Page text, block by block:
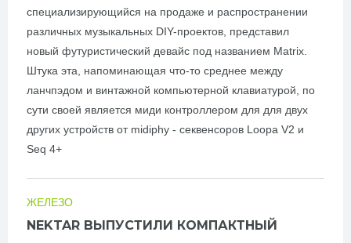
специализирующийся на продаже и распространении
различных музыкальных DIY-проектов, представил
новый футуристический девайс под названием Matrix.
Штука эта, напоминающая что-то среднее между
ланчпэдом и винтажной компьютерной клавиатурой, по
сути своей является миди контроллером для для двух
других устройств от midiphy - секвенсоров Loopa V2 и
Seq 4+
ЖЕЛЕЗО
NEKTAR ВЫПУСТИЛИ КОМПАКТНЫЙ